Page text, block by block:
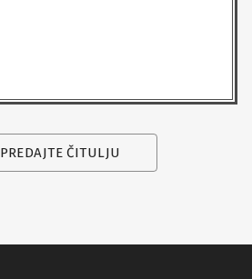
PREDAJTE ČITULJU